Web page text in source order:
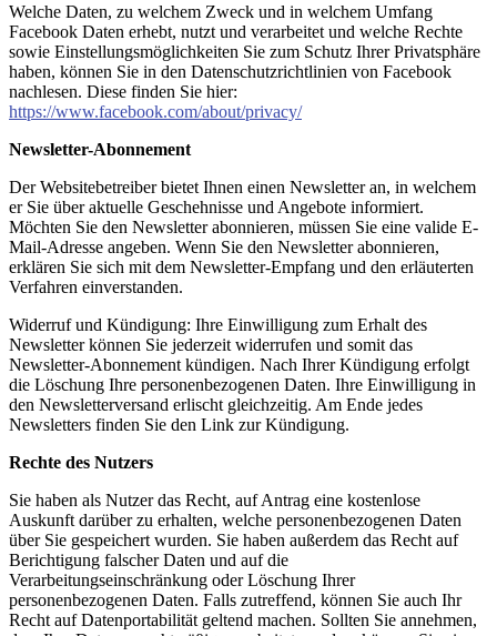
Welche Daten, zu welchem Zweck und in welchem Umfang
Facebook Daten erhebt, nutzt und verarbeitet und welche Rechte
sowie Einstellungsmöglichkeiten Sie zum Schutz Ihrer Privatsphäre
haben, können Sie in den Datenschutzrichtlinien von Facebook
nachlesen. Diese finden Sie hier:
https://www.facebook.com/about/privacy/
Newsletter-Abonnement
Der Websitebetreiber bietet Ihnen einen Newsletter an, in welchem
er Sie über aktuelle Geschehnisse und Angebote informiert.
Möchten Sie den Newsletter abonnieren, müssen Sie eine valide E-
Mail-Adresse angeben. Wenn Sie den Newsletter abonnieren,
erklären Sie sich mit dem Newsletter-Empfang und den erläuterten
Verfahren einverstanden.
Widerruf und Kündigung: Ihre Einwilligung zum Erhalt des
Newsletter können Sie jederzeit widerrufen und somit das
Newsletter-Abonnement kündigen. Nach Ihrer Kündigung erfolgt
die Löschung Ihre personenbezogenen Daten. Ihre Einwilligung in
den Newsletterversand erlischt gleichzeitig. Am Ende jedes
Newsletters finden Sie den Link zur Kündigung.
Rechte des Nutzers
Sie haben als Nutzer das Recht, auf Antrag eine kostenlose
Auskunft darüber zu erhalten, welche personenbezogenen Daten
über Sie gespeichert wurden. Sie haben außerdem das Recht auf
Berichtigung falscher Daten und auf die
Verarbeitungseinschränkung oder Löschung Ihrer
personenbezogenen Daten. Falls zutreffend, können Sie auch Ihr
Recht auf Datenportabilität geltend machen. Sollten Sie annehmen,